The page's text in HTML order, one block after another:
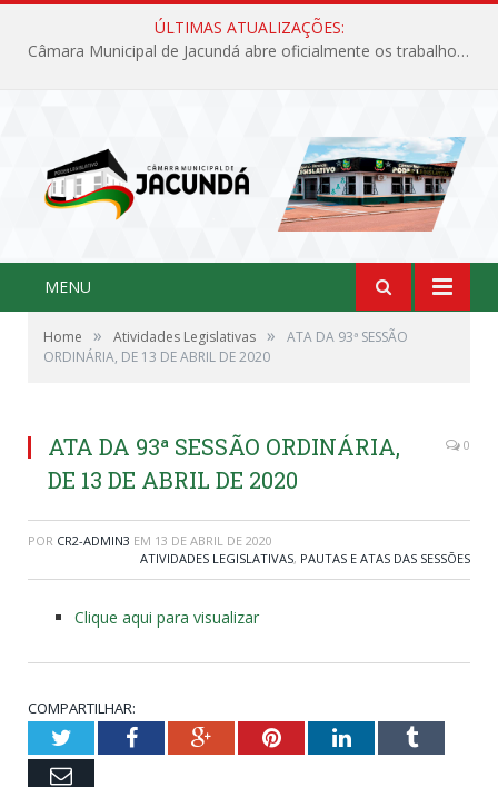
ÚLTIMAS ATUALIZAÇÕES:
Câmara Municipal de Jacundá abre oficialmente os trabalhos legislativos de 2026
MENU
Home » Atividades Legislativas »
ATA DA 93ª SESSÃO
ORDINÁRIA, DE 13 DE ABRIL DE 2020
ATA DA 93ª SESSÃO ORDINÁRIA,
DE 13 DE ABRIL DE 2020
0
POR CR2-ADMIN3 EM 13 DE ABRIL DE 2020
ATIVIDADES LEGISLATIVAS, PAUTAS E ATAS DAS SESSÕES
Clique aqui para visualizar
COMPARTILHAR:
TwitterFacebookGoogle+PinterestLinkedInTumblr
Email